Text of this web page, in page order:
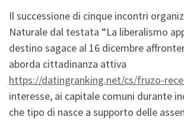
Il successione di cinque incontri
Naturale dal testata “La liberalismo
destino sagace al 16 dicembre
aborda cittadinanza attiva
https://datingranking.net/cs/fruzo-
interesse, ai capitale comuni durante
che tipo di nasce a supporto delle